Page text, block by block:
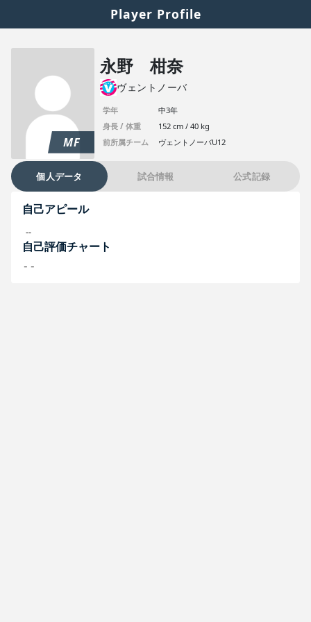
Player Profile
MF
永野 柑奈
ヴェントノーバ
学年
中3年
身長 / 体重
152 cm / 40 kg
前所属チーム
ヴェントノーバU12
個人データ 試合情報 公式記録
自己アピール
--
自己評価チャート
--